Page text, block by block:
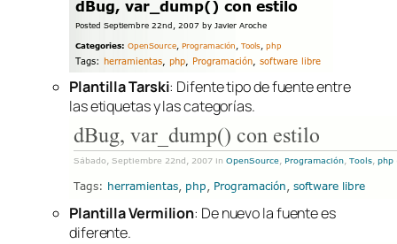
Plantilla Tarski: Difente tipo de fuente entre
las etiquetas y las categorías.
Plantilla Vermilion: De nuevo la fuente es
diferente.